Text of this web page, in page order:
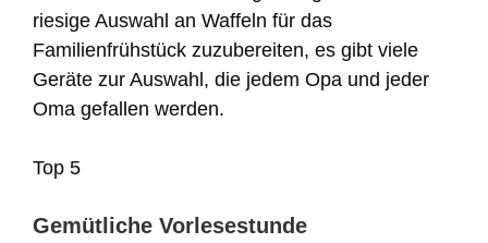
riesige Auswahl an Waffeln für das
Familienfrühstück zuzubereiten, es gibt viele
Geräte zur Auswahl, die jedem Opa und jeder
Oma gefallen werden.
Top 5
Gemütliche Vorlesestunde